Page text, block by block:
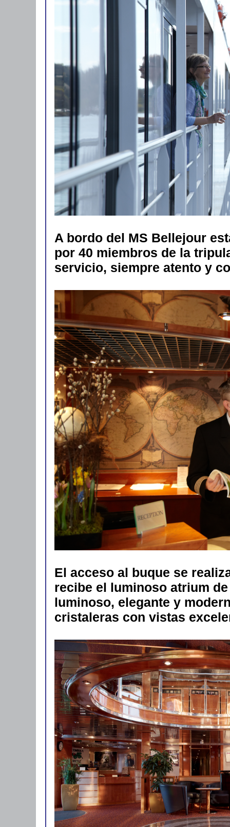
A bordo del MS Bellejour
por 40 miembros de la
servicio, siempre atento y
El acceso al buque se
recibe el luminoso atrium
luminoso, elegante y
cristaleras con vistas